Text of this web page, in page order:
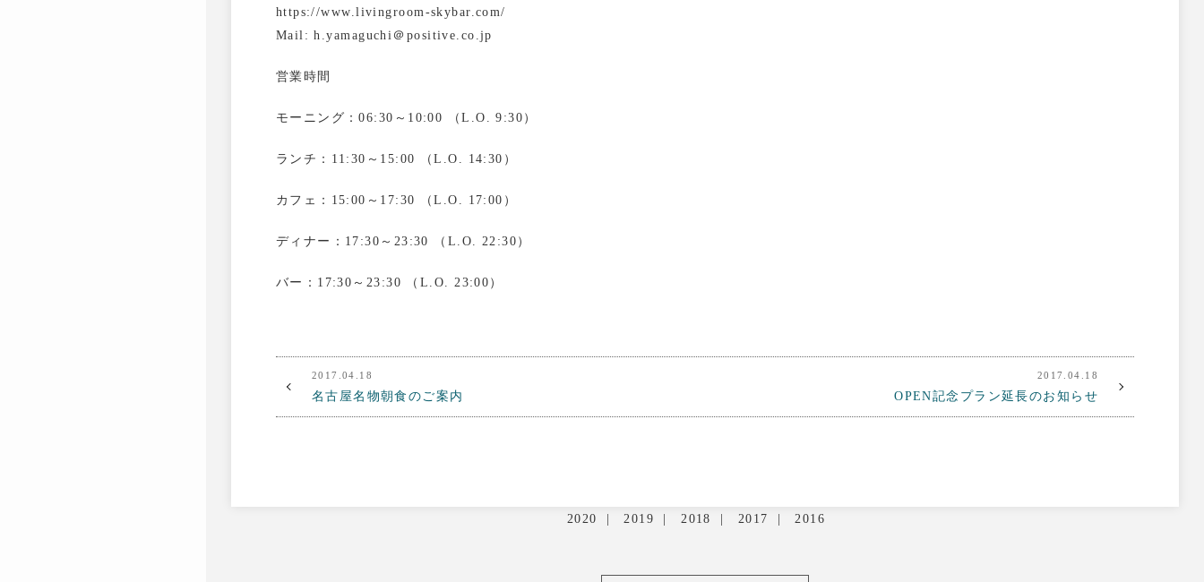
https://www.livingroom-skybar.com/
Mail: h.yamaguchi＠positive.co.jp
営業時間
モーニング：06:30～10:00 （L.O. 9:30）
ランチ：11:30～15:00 （L.O. 14:30）
カフェ：15:00～17:30 （L.O. 17:00）
ディナー：17:30～23:30 （L.O. 22:30）
バー：17:30～23:30 （L.O. 23:00）
2017.04.18
名古屋名物朝食のご案内
2017.04.18
OPEN記念プラン延長のお知らせ
2020 2019 2018 2017 2016